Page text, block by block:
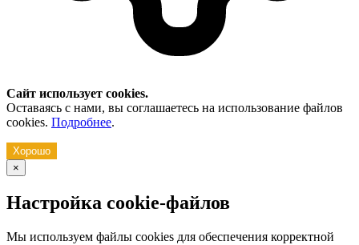
Сайт использует cookies.
Оставаясь с нами, вы соглашаетесь на использование файлов
cookies. Подробнее.
Хорошо
×
Настройка cookie-файлов
Мы используем файлы cookies для обеспечения корректной